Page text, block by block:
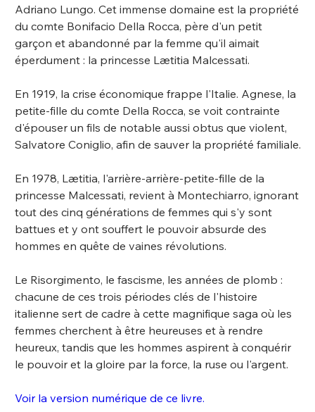
Adriano Lungo. Cet immense domaine est la propriété
du comte Bonifacio Della Rocca, père d'un petit
garçon et abandonné par la femme qu'il aimait
éperdument : la princesse Lætitia Malcessati.
En 1919, la crise économique frappe l'Italie. Agnese, la
petite-fille du comte Della Rocca, se voit contrainte
d'épouser un fils de notable aussi obtus que violent,
Salvatore Coniglio, afin de sauver la propriété familiale.
En 1978, Lætitia, l'arrière-arrière-petite-fille de la
princesse Malcessati, revient à Montechiarro, ignorant
tout des cinq générations de femmes qui s'y sont
battues et y ont souffert le pouvoir absurde des
hommes en quête de vaines révolutions.
Le Risorgimento, le fascisme, les années de plomb :
chacune de ces trois périodes clés de l'histoire
italienne sert de cadre à cette magnifique saga où les
femmes cherchent à être heureuses et à rendre
heureux, tandis que les hommes aspirent à conquérir
le pouvoir et la gloire par la force, la ruse ou l'argent.
Voir la version numérique de ce livre.